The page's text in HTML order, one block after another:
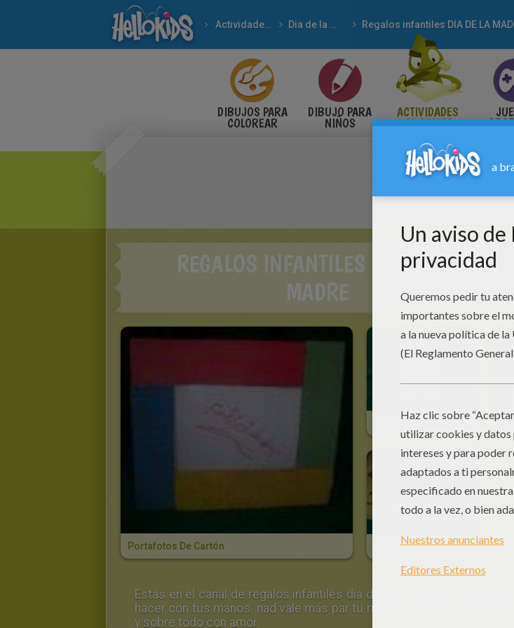
Actividades manuales Dia de la madre Regalos infantiles DIA DE LA
DIBUJOS PARA
COLOREAR
DIBUJO PARA
NIÑOS
ACTIVIDADES
MANUALES
REGALOS INFANTILES DIA DE LA
MADRE
Portafotos De Cartón Tarjeta Para El Día De La Madre
Estás en el canal de regalos infantiles dia de la madre
hacer con tus manos. nad vale más par tu mama que unos
y sobre todo con amor.